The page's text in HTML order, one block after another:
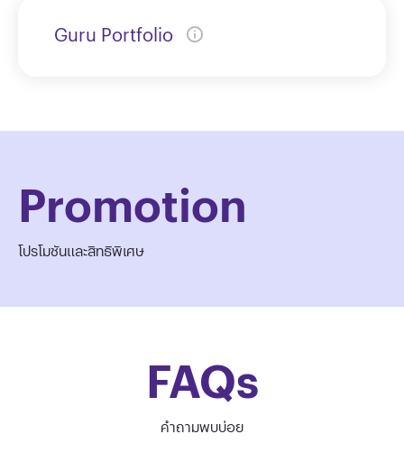
Guru Portfolio
Promotion
โปรโมชันและสิทธิพิเศษ
FAQs
คำถามพบบ่อย